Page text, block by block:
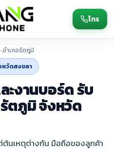
โทร
อำเภอรัตภูมิ
วัดสงขลา
งานบอร์ด รับ
ตภูมิ จังหวัด
ต้นเหตุต่างกัน มือถือของลูกค้า